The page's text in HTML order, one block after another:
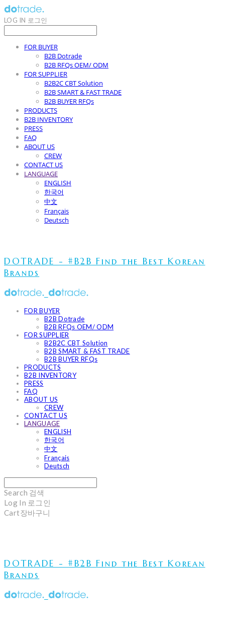
LOG IN 로그인
FOR BUYER
B2B Dotrade
B2B RFQs OEM/ ODM
FOR SUPPLIER
B2B2C CBT Solution
B2B SMART & FAST TRADE
B2B BUYER RFQs
PRODUCTS
B2B INVENTORY
PRESS
FAQ
ABOUT US
CREW
CONTACT US
LANGUAGE
ENGLISH
한국어
中文
Français
Deutsch
DOTRADE - #B2B Find the Best Korean
Brands
FOR BUYER
B2B Dotrade
B2B RFQs OEM/ ODM
FOR SUPPLIER
B2B2C CBT Solution
B2B SMART & FAST TRADE
B2B BUYER RFQs
PRODUCTS
B2B INVENTORY
PRESS
FAQ
ABOUT US
CREW
CONTACT US
LANGUAGE
ENGLISH
한국어
中文
Français
Deutsch
Search 검색
Log In 로그인
Cart장바구니
DOTRADE - #B2B Find the Best Korean
Brands